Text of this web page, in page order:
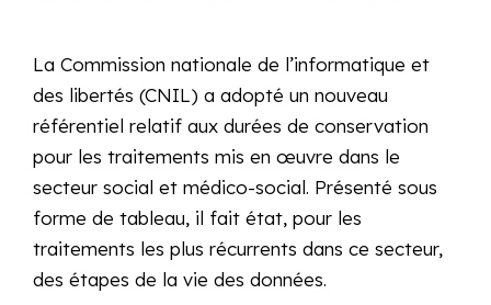
La Commission nationale de l’informatique et
des libertés (CNIL) a adopté un nouveau
référentiel relatif aux durées de conservation
pour les traitements mis en œuvre dans le
secteur social et médico-social. Présenté sous
forme de tableau, il fait état, pour les
traitements les plus récurrents dans ce secteur,
des étapes de la vie des données.